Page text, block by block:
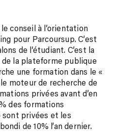
conseil à l’orientation
pour Parcoursup. C’est
de l’étudiant. C’est la
la plateforme publique
une formation dans le «
moteur de recherche de
privées avant d’en
des formations
sont privées et les
de 10% l’an dernier.